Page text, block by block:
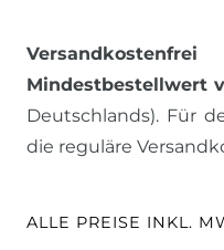
Mindestbestellwert
Deutschlands). Für
die reguläre
ALLE PREISE INKL.